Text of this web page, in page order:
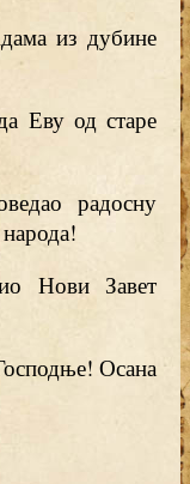
из дубине
Еву од старе
радосну
Нови Завет
Осана